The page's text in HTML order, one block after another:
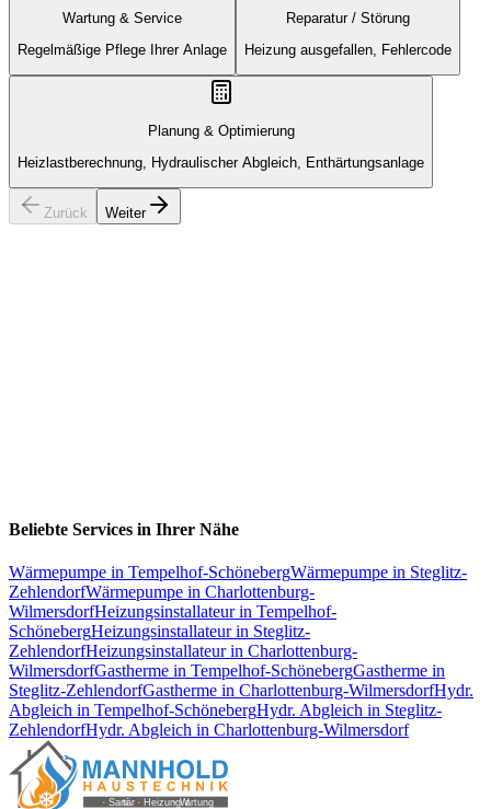
Wartung & Service
Regelmäßige Pflege Ihrer Anlage
Reparatur / Störung
Heizung ausgefallen, Fehlercode
Planung & Optimierung
Heizlastberechnung, Hydraulischer Abgleich, Enthärtungsanlage
Zurück Weiter
Beliebte Services in Ihrer Nähe
Wärmepumpe in Tempelhof-SchönebergWärmepumpe in Steglitz-
ZehlendorfWärmepumpe in Charlottenburg-
WilmersdorfHeizungsinstallateurin Tempelhof-
SchönebergHeizungsinstallateurin Steglitz-
ZehlendorfHeizungsinstallateurin Charlottenburg-
WilmersdorfGastherme in Tempelhof-SchönebergGastherme in
Steglitz-ZehlendorfGastherme in Charlottenburg-WilmersdorfHydr.
Abgleich in Tempelhof-SchönebergHydr. Abgleich in Steglitz-
ZehlendorfHydr. Abgleich in Charlottenburg-Wilmersdorf